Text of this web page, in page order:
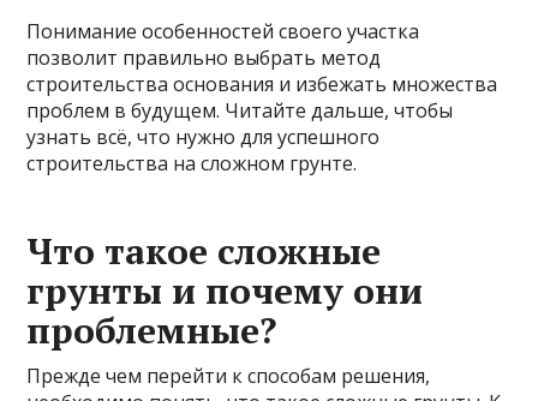
Понимание особенностей своего участка
позволит правильно выбрать метод
строительства основания и избежать множества
проблем в будущем. Читайте дальше, чтобы
узнать всё, что нужно для успешного
строительства на сложном грунте.
Что такое сложные
грунты и почему они
проблемные?
Прежде чем перейти к способам решения,